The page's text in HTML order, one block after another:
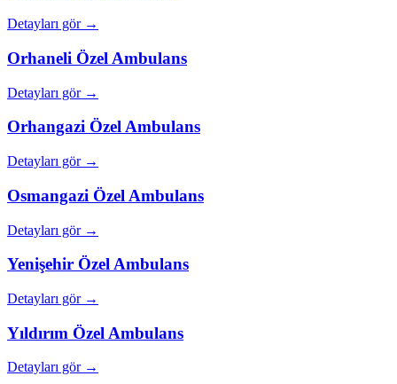
Detayları gör →
Orhaneli Özel Ambulans
Detayları gör →
Orhangazi Özel Ambulans
Detayları gör →
Osmangazi Özel Ambulans
Detayları gör →
Yenişehir Özel Ambulans
Detayları gör →
Yıldırım Özel Ambulans
Detayları gör →